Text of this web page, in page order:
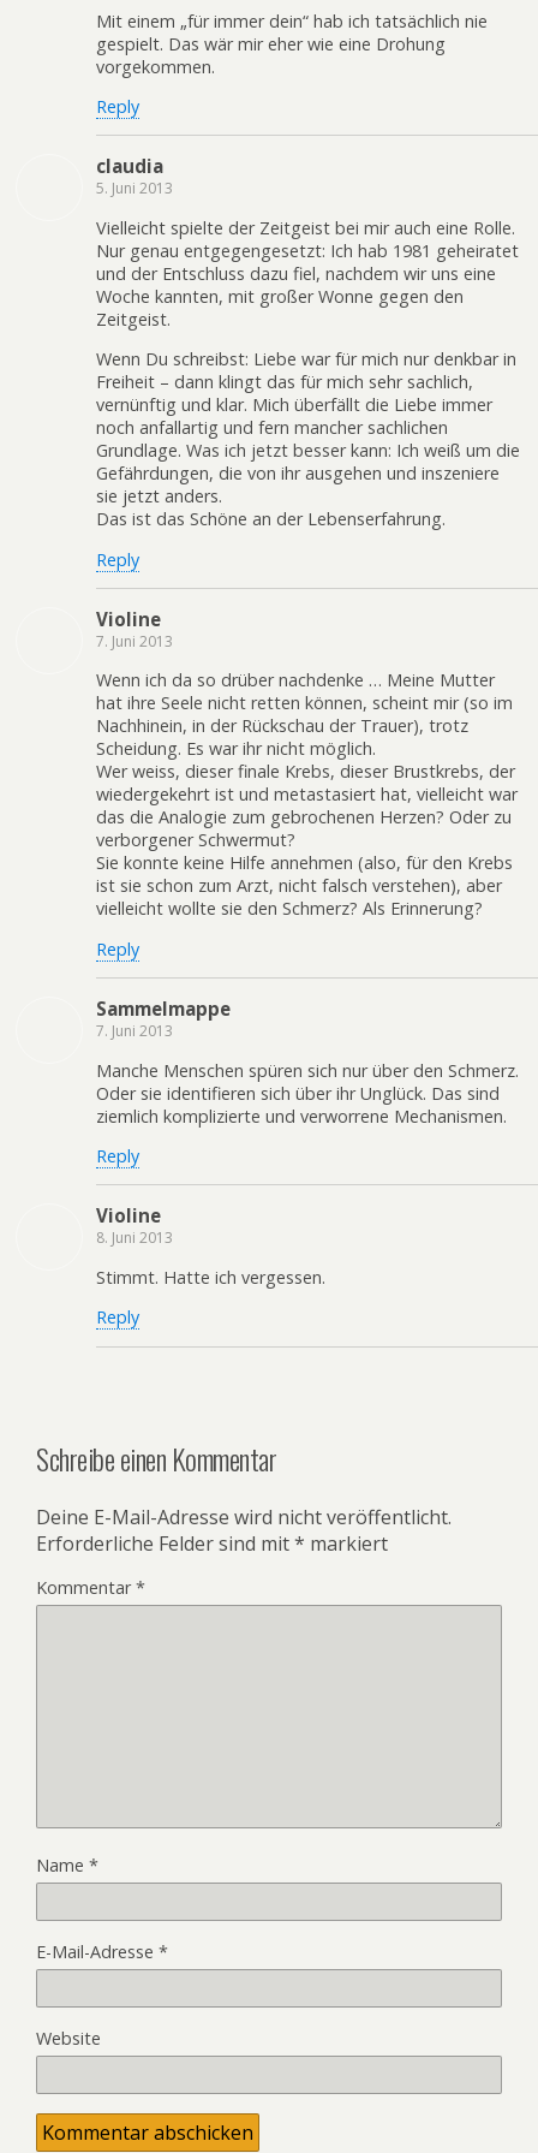
Mit einem „für immer dein“ hab ich tatsächlich nie
gespielt. Das wär mir eher wie eine Drohung
vorgekommen.
Reply
claudia
5. Juni 2013
Vielleicht spielte der Zeitgeist bei mir auch eine Rolle.
Nur genau entgegengesetzt: Ich hab 1981 geheiratet
und der Entschluss dazu fiel, nachdem wir uns eine
Woche kannten, mit großer Wonne gegen den
Zeitgeist.
Wenn Du schreibst: Liebe war für mich nur denkbar in
Freiheit – dann klingt das für mich sehr sachlich,
vernünftig und klar. Mich überfällt die Liebe immer
noch anfallartig und fern mancher sachlichen
Grundlage. Was ich jetzt besser kann: Ich weiß um die
Gefährdungen, die von ihr ausgehen und inszeniere
sie jetzt anders.
Das ist das Schöne an der Lebenserfahrung.
Reply
Violine
7. Juni 2013
Wenn ich da so drüber nachdenke … Meine Mutter
hat ihre Seele nicht retten können, scheint mir (so im
Nachhinein, in der Rückschau der Trauer), trotz
Scheidung. Es war ihr nicht möglich.
Wer weiss, dieser finale Krebs, dieser Brustkrebs, der
wiedergekehrt ist und metastasiert hat, vielleicht war
das die Analogie zum gebrochenen Herzen? Oder zu
verborgener Schwermut?
Sie konnte keine Hilfe annehmen (also, für den Krebs
ist sie schon zum Arzt, nicht falsch verstehen), aber
vielleicht wollte sie den Schmerz? Als Erinnerung?
Reply
Sammelmappe
7. Juni 2013
Manche Menschen spüren sich nur über den Schmerz.
Oder sie identifieren sich über ihr Unglück. Das sind
ziemlich komplizierte und verworrene Mechanismen.
Reply
Violine
8. Juni 2013
Stimmt. Hatte ich vergessen.
Reply
Schreibe einen Kommentar
Deine E-Mail-Adresse wird nicht veröffentlicht.
Erforderliche Felder sind mit* markiert
Kommentar*
Name *
E-Mail-Adresse *
Website